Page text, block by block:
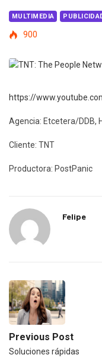
MULTIMEDIA
900
https://
Agencia: Etcetera/DDB,
Cliente: TNT
Productora: PostPanic
Felipe
Previous Post
Soluciones rápidas